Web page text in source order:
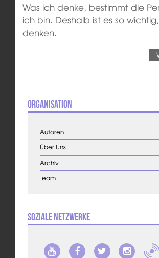
Was ich denke, bestimmt die
ich bin. Deshalb ist es so
denken.
Organisation
Autoren
Über Uns
Archiv
Team
Soziale Netzwerke